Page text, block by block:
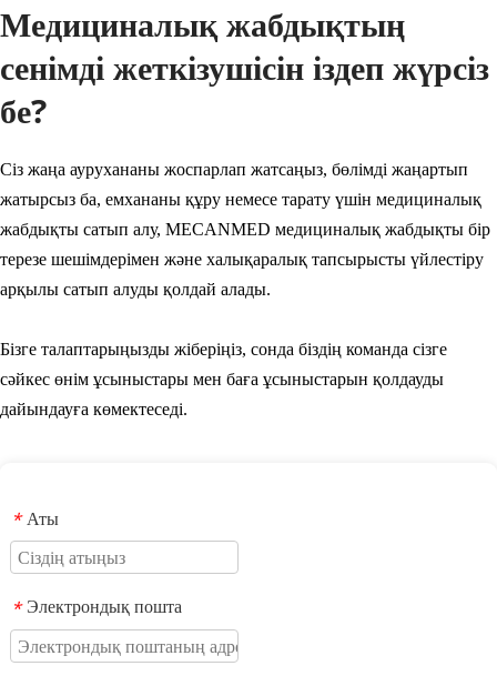
Медициналық жабдықтың
сенімді жеткізушісін іздеп жүрсіз
бе?
Сіз жаңа аурухананы жоспарлап жатсаңыз, бөлімді жаңартып
жатырсыз ба, емхананы құру немесе тарату үшін медициналық
жабдықты сатып алу, MECANMED медициналық жабдықты бір
терезе шешімдерімен және халықаралық тапсырысты үйлестіру
арқылы сатып алуды қолдай алады.
Бізге талаптарыңызды жіберіңіз, сонда біздің команда сізге
сәйкес өнім ұсыныстары мен баға ұсыныстарын қолдауды
дайындауға көмектеседі.
* Аты
* Электрондық пошта